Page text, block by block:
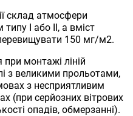
склад атмосфери
I або II, а вміст
150 мг/м2.
монтажі ліній
з великими прольотами,
з несприятливим
(при серйозних вітрових
опадів, обмерзанні).